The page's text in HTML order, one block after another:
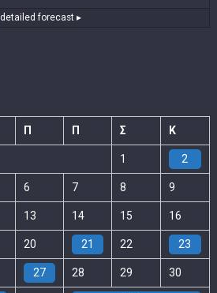
detailed forecast ▸
Π Π Σ Κ
1 2
6 7 8 9
13 14 15 16
20 21 22 23
27 28 29 30